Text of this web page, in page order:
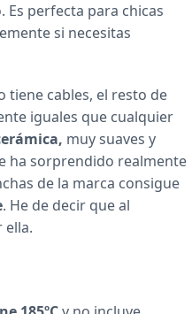
Es perfecta para chicas
si necesitas
tiene cables, el resto de
iguales que cualquier
muy suaves y
ha sorprendido realmente
de la marca consigue
. He de decir que al
ella.